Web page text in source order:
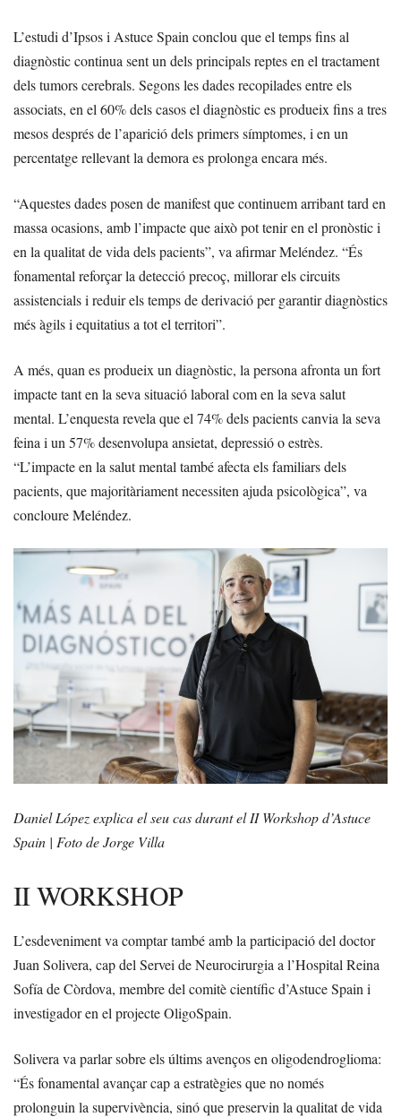
L’estudi d’Ipsos i Astuce Spain conclou que el temps fins al
diagnòstic continua sent un dels principals reptes en el tractament
dels tumors cerebrals. Segons les dades recopilades entre els
associats, en el 60% dels casos el diagnòstic es produeix fins a tres
mesos després de l’aparició dels primers símptomes, i en un
percentatge rellevant la demora es prolonga encara més.
“Aquestes dades posen de manifest que continuem arribant tard en
massa ocasions, amb l’impacte que això pot tenir en el pronòstic i
en la qualitat de vida dels pacients”, va afirmar Meléndez. “És
fonamental reforçar la detecció precoç, millorar els circuits
assistencials i reduir els temps de derivació per garantir diagnòstics
més àgils i equitatius a tot el territori”.
A més, quan es produeix un diagnòstic, la persona afronta un fort
impacte tant en la seva situació laboral com en la seva salut
mental. L’enquesta revela que el 74% dels pacients canvia la seva
feina i un 57% desenvolupa ansietat, depressió o estrès.
“L’impacte en la salut mental també afecta els familiars dels
pacients, que majoritàriament necessiten ajuda psicològica”, va
concloure Meléndez.
Daniel López explica el seu cas durant el II Workshop d’Astuce
Spain | Foto de Jorge Villa
II WORKSHOP
L’esdeveniment va comptar també amb la participació del doctor
Juan Solivera, cap del Servei de Neurocirurgia a l’Hospital Reina
Sofía de Còrdova, membre del comitè científic d’Astuce Spain i
investigador en el projecte OligoSpain.
Solivera va parlar sobre els últims avenços en oligodendroglioma:
“És fonamental avançar cap a estratègies que no només
prolonguin la supervivència, sinó que preservin la qualitat de vida